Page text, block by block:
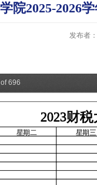
学院2025-2026
发布者